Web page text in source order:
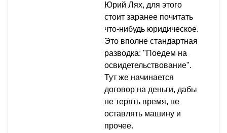
Юрий Лях, для этого
стоит заранее почитать
что-нибудь юридическое.
Это вполне стандартная
разводка: "Поедем на
освидетельствование".
Тут же начинается
договор на деньги, дабы
не терять время, не
оставлять машину и
прочее.